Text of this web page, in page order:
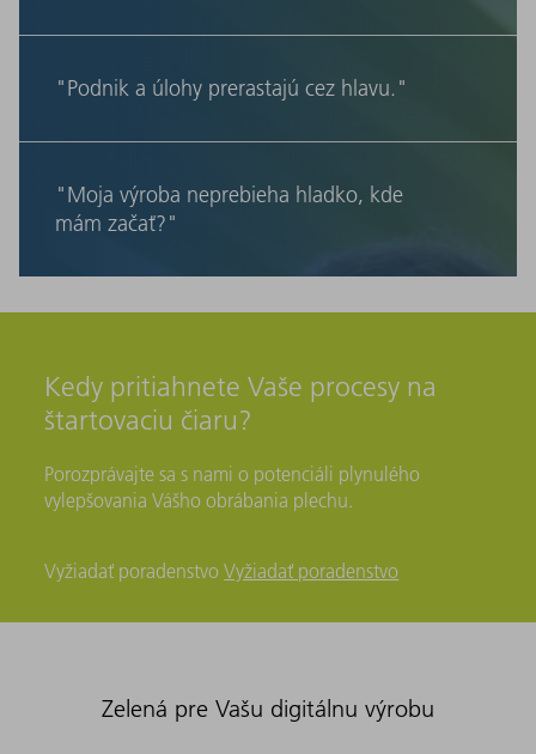
"Podnik a úlohy prerastajú cez hlavu."
"Moja výroba neprebieha hladko, kde
mám začať?"
Kedy pritiahnete Vaše procesy na
štartovaciu čiaru?
Porozprávajte sa s nami o potenciáli plynulého
vylepšovania Vášho obrábania plechu.
Vyžiadať poradenstvoVyžiadať poradenstvo
Zelená pre Vašu digitálnu výrobu